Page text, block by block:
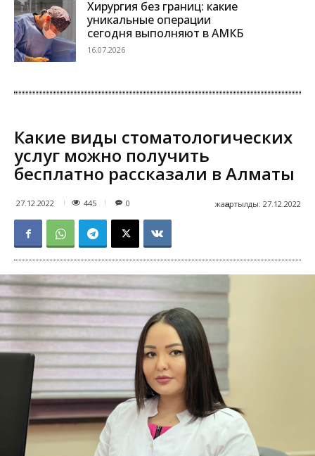
Хирургия без границ: какие
уникальные операции
сегодня выполняют в АМКБ
16.07.2026